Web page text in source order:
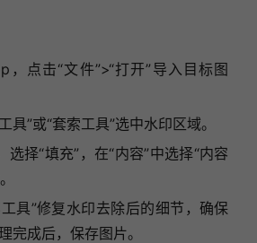
，点击“文件”>“打开”导入目标图
具”或“套索工具”选中水印区域。
择“填充”，在“内容”中选择“内容
具”修复水印去除后的细节，确保
完成后，保存图片。